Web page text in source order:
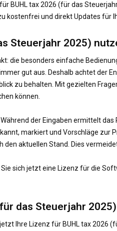
BUHL tax 2026 (für das
kostenfrei und direkt Updates für
Steuerjahr 2025)
die besonders einfache
gut aus. Deshalb achtet der
zu behalten. Mit gezielten
können.
der Eingaben ermittelt
markiert und Vorschläge zur
aktuellen Stand. Dies
sich jetzt eine Lizenz für die
das Steuerjahr
Ihre Lizenz für BUHL tax 2026